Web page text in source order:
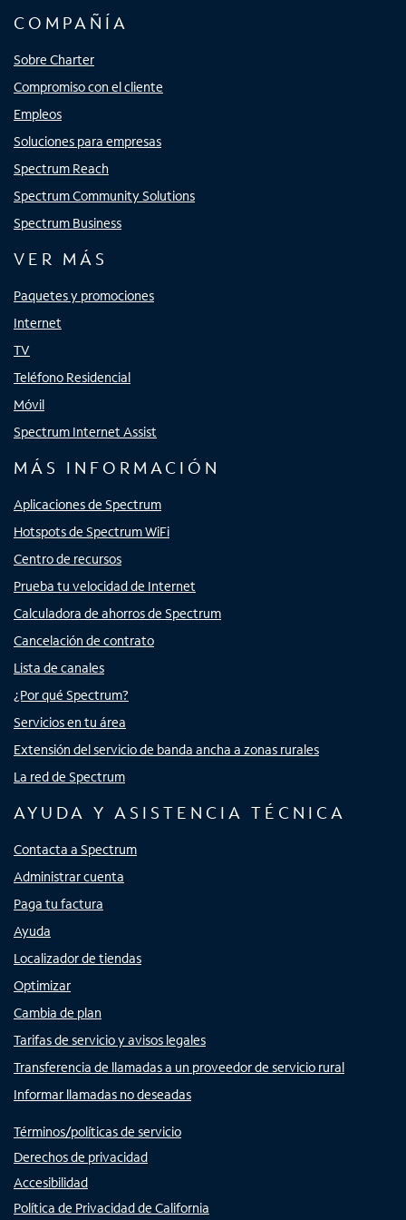
COMPAÑÍA
Sobre Charter
Compromiso con el cliente
Empleos
Soluciones para empresas
Spectrum Reach
Spectrum Community Solutions
Spectrum Business
VER MÁS
Paquetes y promociones
Internet
TV
Teléfono Residencial
Móvil
Spectrum Internet Assist
MÁS INFORMACIÓN
Aplicaciones de Spectrum
Hotspots de Spectrum WiFi
Centro de recursos
Prueba tu velocidad de Internet
Calculadora de ahorros de Spectrum
Cancelación de contrato
Lista de canales
¿Por qué Spectrum?
Servicios en tu área
Extensión del servicio de banda ancha a zonas rurales
La red de Spectrum
AYUDA Y ASISTENCIA TÉCNICA
Contacta a Spectrum
Administrar cuenta
Paga tu factura
Ayuda
Localizador de tiendas
Optimizar
Cambia de plan
Tarifas de servicio y avisos legales
Transferencia de llamadas a un proveedor de servicio rural
Informar llamadas no deseadas
Términos/políticas de servicio
Derechos de privacidad
Accesibilidad
Política de Privacidad de California